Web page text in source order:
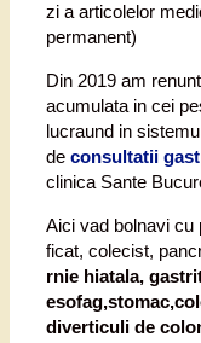
zi a articolelor
permanent)
Din 2019 am
acumulata in cei
lucraund in
de consultatii
clinica Sante
Aici vad bolnavi cu
ficat, colecist,
rnie hiatala,
diverticuli de